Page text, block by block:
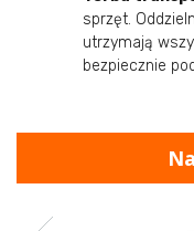
sprzęt.
utrzymają
bezpiecznie